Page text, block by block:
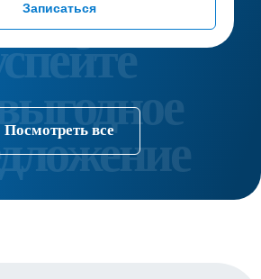
Записаться
Посмотреть все